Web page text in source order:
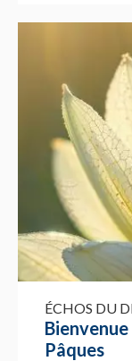
ÉCHOS DU
Pâques